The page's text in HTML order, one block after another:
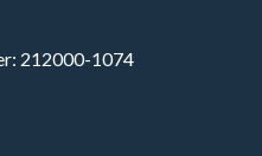
212000-1074